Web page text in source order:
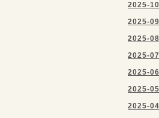
2025-10
2025-09
2025-08
2025-07
2025-06
2025-05
2025-04